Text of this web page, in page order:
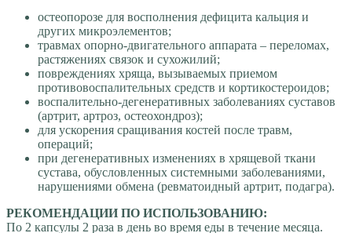
остеопорозе для восполнения дефицита кальция и
других микроэлементов;
травмах опорно-двигательного аппарата – переломах,
растяжениях связок и сухожилий;
повреждениях хряща, вызываемых приемом
противовоспалительных средств и кортикостероидов;
воспалительно-дегенеративных заболеваниях суставов
(артрит, артроз, остеохондроз);
для ускорения сращивания костей после травм,
операций;
при дегенеративных изменениях в хрящевой ткани
сустава, обусловленных системными заболеваниями,
нарушениями обмена (ревматоидный артрит, подагра).
РЕКОМЕНДАЦИИ ПО ИСПОЛЬЗОВАНИЮ:
По 2 капсулы 2 раза в день во время еды в течение месяца.